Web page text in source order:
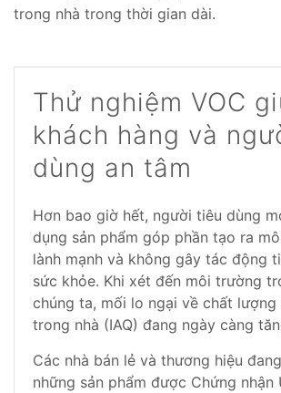
trong nhà trong thời gian dài.
Thử nghiệm VOC
khách hàng và
dùng an tâm
Hơn bao giờ hết, người tiêu dùng
dụng sản phẩm góp phần tạo ra
lành mạnh và không gây tác động
sức khỏe. Khi xét đến môi trường
chúng ta, mối lo ngại về chất lượng
trong nhà (IAQ) đang ngày càng
Các nhà bán lẻ và thương hiệu
những sản phẩm được Chứng nhận